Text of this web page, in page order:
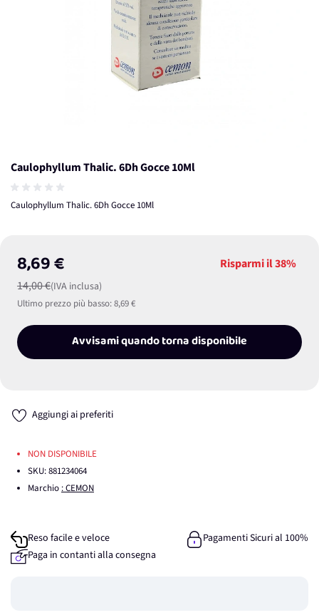
Caulophyllum Thalic. 6Dh Gocce 10Ml
Caulophyllum Thalic. 6Dh Gocce 10Ml
8,69 €
14,00 €(IVA inclusa)
Risparmi il38%
Ultimo prezzo più basso:8,69 €
Avvisami quando torna disponibile
Aggiungi ai preferiti
NON DISPONIBILE
SKU:881234064
Marchio : CEMON
Reso facile e veloce
Pagamenti Sicuri al 100%
Paga in contanti alla consegna